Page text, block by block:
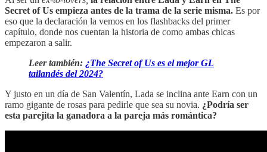
Secret of Us empieza antes de la trama de la serie misma. Es por
eso que la declaración la vemos en los flashbacks del primer
capítulo, donde nos cuentan la historia de como ambas chicas
empezaron a salir.
Leer también: ¿The Secret of Us es el mejor GL
tailandés del 2024?
Y justo en un día de San Valentín, Lada se inclina ante Earn con un
ramo gigante de rosas para pedirle que sea su novia. ¿Podría ser
esta parejita la ganadora a la pareja más romántica?